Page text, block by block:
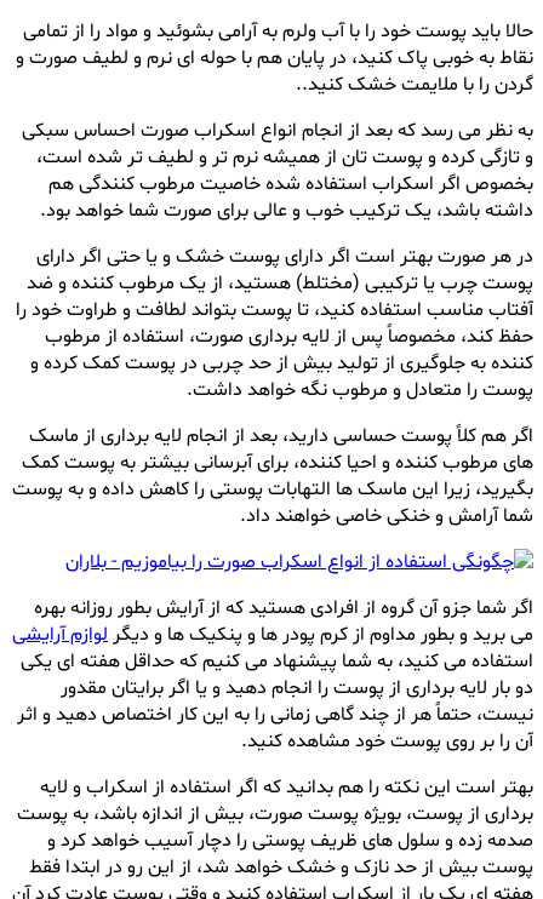
حالا باید پوست خود را با آب ولرم به آرامی بشوئید و مواد را از تمامی
نقاط به خوبی پاک کنید، در پایان هم با حوله ای نرم و لطیف صورت و
گردن را با ملایمت خشک کنید..
به نظر می رسد که بعد از انجام انواع اسکراب صورت احساس سبکی
و تازگی کرده و پوست تان از همیشه نرم تر و لطیف تر شده است،
بخصوص اگر اسکراب استفاده شده خاصیت مرطوب کنندگی هم
داشته باشد، یک ترکیب خوب و عالی برای صورت شما خواهد بود.
در هر صورت بهتر است اگر دارای پوست خشک و یا حتی اگر دارای
پوست چرب یا ترکیبی (مختلط) هستید، از یک مرطوب کننده و ضد
آفتاب مناسب استفاده کنید، تا پوست بتواند لطافت و طراوت خود را
حفظ کند، مخصوصاً پس از لایه برداری صورت، استفاده از مرطوب
کننده به جلوگیری از تولید بیش از حد چربی در پوست کمک کرده و
پوست را متعادل و مرطوب نگه خواهد داشت.
اگر هم کلاً پوست حساسی دارید، بعد از انجام لایه برداری از ماسک
های مرطوب کننده و احیا کننده، برای آبرسانی بیشتر به پوست کمک
بگیرید، زیرا این ماسک ها التهابات پوستی را کاهش داده و به پوست
شما آرامش و خنکی خاصی خواهند داد.
اگر شما جزو آن گروه از افرادی هستید که از آرایش بطور روزانه بهره
می برید و بطور مداوم از کرم پودر ها و پنکیک ها و دیگر لوازم آرایشی
استفاده می کنید، به شما پیشنهاد می کنیم که حداقل هفته ای یکی
دو بار لایه برداری از پوست را انجام دهید و یا اگر برایتان مقدور
نیست، حتماً هر از چند گاهی زمانی را به این کار اختصاص دهید و اثر
آن را بر روی پوست خود مشاهده کنید.
بهتر است این نکته را هم بدانید که اگر استفاده از اسکراب و لایه
برداری از پوست، بویژه پوست صورت، بیش از اندازه باشد، به پوست
صدمه زده و سلول های ظریف پوستی را دچار آسیب خواهد کرد و
پوست بیش از حد نازک و خشک خواهد شد، از این رو در ابتدا فقط